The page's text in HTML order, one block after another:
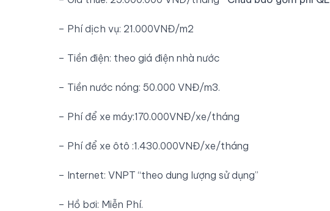
– Phí dịch vụ: 21.000VNĐ/m2
– Tiền điện: theo giá điện nhà nước
– Tiền nước nóng: 50.000 VNĐ/m3.
– Phí để xe máy:170.000VNĐ/xe/tháng
– Phí để xe ôtô :1.430.000VNĐ/xe/tháng
– Internet: VNPT “theo dung lượng sử dụng”
– Hồ bơi: Miễn Phí.